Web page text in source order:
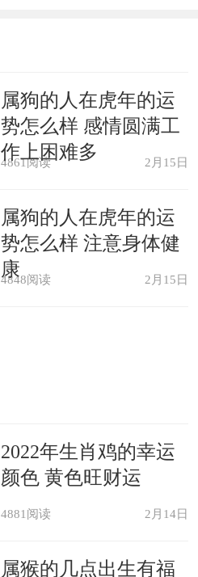
属狗的人在虎年的运
势怎么样 感情圆满工
作上困难多
4861阅读 2月15日
属狗的人在虎年的运
势怎么样 注意身体健
康
4848阅读 2月15日
2022年生肖鸡的幸运
颜色 黄色旺财运
4881阅读 2月14日
属猴的几点出生有福